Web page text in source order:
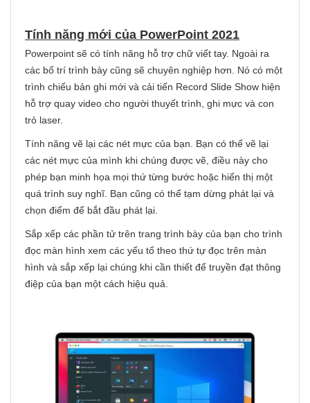
Tính năng mới của PowerPoint 2021
Powerpoint sẽ có tính năng hỗ trợ chữ viết tay. Ngoài ra
các bố trí trình bày cũng sẽ chuyên nghiệp hơn. Nó có một
trình chiếu bản ghi mới và cải tiến Record Slide Show hiện
hỗ trợ quay video cho người thuyết trình, ghi mực và con
trỏ laser.
Tính năng vẽ lại các nét mực của bạn. Bạn có thể vẽ lại
các nét mực của mình khi chúng được vẽ, điều này cho
phép bạn minh họa mọi thứ từng bước hoặc hiển thị một
quá trình suy nghĩ. Bạn cũng có thể tạm dừng phát lại và
chọn điểm để bắt đầu phát lại.
Sắp xếp các phần tử trên trang trình bày của bạn cho trình
đọc màn hình xem các yếu tố theo thứ tự đọc trên màn
hình và sắp xếp lại chúng khi cần thiết để truyền đạt thông
điệp của bạn một cách hiệu quả.